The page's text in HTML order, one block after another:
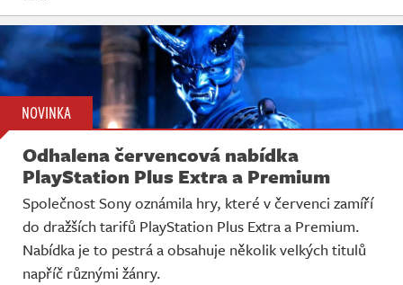
NOVINKA
Odhalena červencová nabídka
PlayStation Plus Extra a Premium
Společnost Sony oznámila hry, které v červenci zamíří
do dražších tarifů PlayStation Plus Extra a Premium.
Nabídka je to pestrá a obsahuje několik velkých titulů
napříč různými žánry.